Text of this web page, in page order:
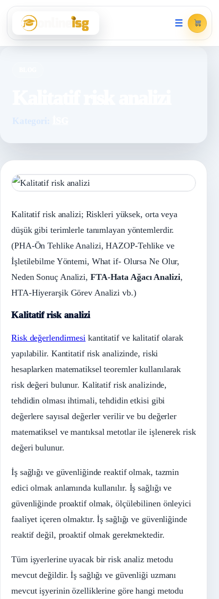
☰
Kategori:
Kalitatif risk analizi; Riskleri yüksek, orta veya
düşük gibi terimlerle tanımlayan yöntemlerdir.
(PHA-Ön Tehlike Analizi, HAZOP-Tehlike ve
İşletilebilme Yöntemi, What if- Olursa Ne Olur,
Neden Sonuç Analizi, FTA-Hata Ağacı Analizi,
HTA-Hiyerarşik Görev Analizi vb.)
Kalitatif risk analizi
Risk değerlendirmesi kantitatif ve kalitatif olarak
yapılabilir. Kantitatif risk analizinde, riski
hesaplarken matematiksel teoremler kullanılarak
risk değeri bulunur. Kalitatif risk analizinde,
tehdidin olması ihtimali, tehdidin etkisi gibi
değerlere sayısal değerler verilir ve bu değerler
matematiksel ve mantıksal metotlar ile işlenerek risk
değeri bulunur.
İş sağlığı ve güvenliğinde reaktif olmak, tazmin
edici olmak anlamında kullanılır. İş sağlığı ve
güvenliğinde proaktif olmak, ölçülebilinen önleyici
faaliyet içeren olmaktır. İş sağlığı ve güvenliğinde
reaktif değil, proaktif olmak gerekmektedir.
Tüm işyerlerine uyacak bir risk analiz metodu
mevcut değildir. İş sağlığı ve güvenliği uzmanı
mevcut işyerinin özelliklerine göre hangi metodu